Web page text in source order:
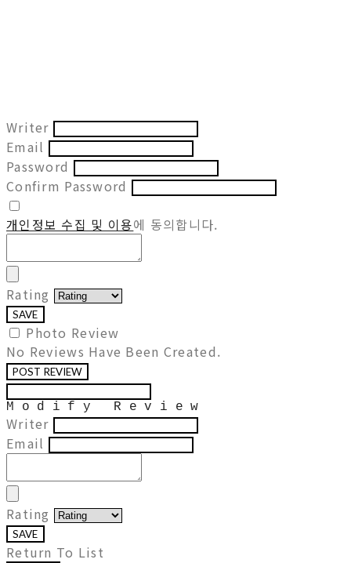
Writer
Email
Password
Confirm Password
개인정보 수집 및 이용에 동의합니다.
Rating
SAVE
Photo Review
No Reviews Have Been Created.
POST REVIEW
Modify Review
Writer
Email
Rating
SAVE
Return To List